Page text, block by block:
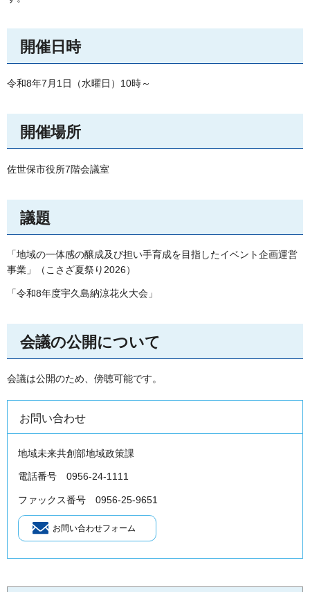
開催日時
令和8年7月1日（水曜日）10時～
開催場所
佐世保市役所7階会議室
議題
「地域の一体感の醸成及び担い手育成を目指したイベント企画運営
事業」（こさざ夏祭り2026）
「令和8年度宇久島納涼花火大会」
会議の公開について
会議は公開のため、傍聴可能です。
お問い合わせ
地域未来共創部地域政策課
電話番号 0956-24-1111
ファックス番号 0956-25-9651